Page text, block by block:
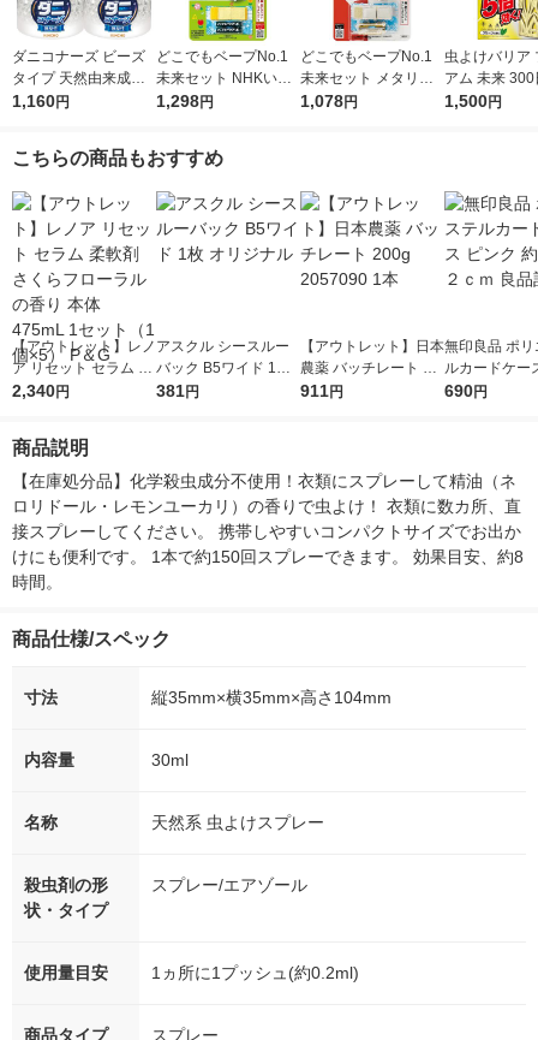
ダニコナーズ ビーズ
タイプ 天然由来成分
ダニよけ 消臭 60日 無
1,160円
どこでもベープNo.1
未来セット NHKいな
いいないばあっ! 不快
1,298円
どこでもベープNo.1
未来セット メタリッ
クグレー 不快害虫用
1,078円
虫よけバリア
アム 未来 300
ーンの香り 1
1,500円
こちらの商品もおすすめ
【アウトレット】レノ
ア リセット セラム 柔
軟剤 さくらフローラ
＆G
2,340円
アスクル シースルー
バック B5ワイド 1枚
オリジナル
381円
【アウトレット】日本
農薬 バッチレート 20
0g 2057090 1本
911円
無印良品 ポリ
ルカードケー
ク 約８×１２
690円
商品説明
【在庫処分品】化学殺虫成分不使用！衣類にスプレーして精油（ネ
ロリドール・レモンユーカリ）の香りで虫よけ！ 衣類に数カ所、直
接スプレーしてください。 携帯しやすいコンパクトサイズでお出か
けにも便利です。 1本で約150回スプレーできます。 効果目安、約8
時間。
商品仕様/スペック
寸法 縦35mm×横35mm×高さ104mm
内容量 30ml
名称 天然系 虫よけスプレー
殺虫剤の形
状・タイプ
スプレー/エアゾール
使用量目安 1ヵ所に1プッシュ(約0.2ml)
商品タイプ スプレー